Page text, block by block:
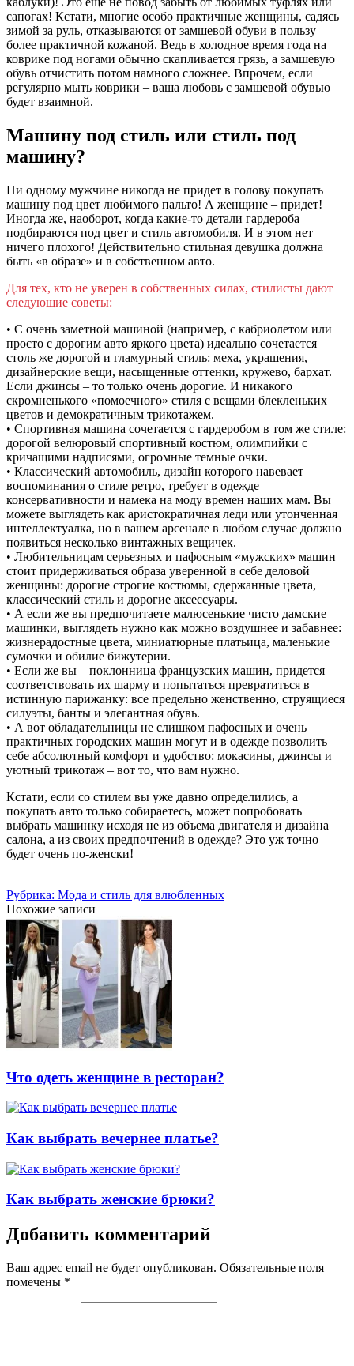
сапогах! Кстати, многие особо практичные женщины, садясь
зимой за руль, отказываются от замшевой обуви в пользу
более практичной кожаной. Ведь в холодное время года на
коврике под ногами обычно скапливается грязь, а замшевую
обувь отчистить потом намного сложнее. Впрочем, если
регулярно мыть коврики – ваша любовь с замшевой обувью
будет взаимной.
Машину под стиль или стиль под
машину?
Ни одному мужчине никогда не придет в голову покупать
машину под цвет любимого пальто! А женщине – придет!
Иногда же, наоборот, когда какие-то детали гардероба
подбираются под цвет и стиль автомобиля. И в этом нет
ничего плохого! Действительно стильная девушка должна
быть «в образе» и в собственном авто.
Для тех, кто не уверен в собственных силах, стилисты дают
следующие советы:
• С очень заметной машиной (например, с кабриолетом или
просто с дорогим авто яркого цвета) идеально сочетается
столь же дорогой и гламурный стиль: меха, украшения,
дизайнерские вещи, насыщенные оттенки, кружево, бархат.
Если джинсы – то только очень дорогие. И никакого
скромненького «помоечного» стиля с вещами блекленьких
цветов и демократичным трикотажем.
• Спортивная машина сочетается с гардеробом в том же стиле:
дорогой велюровый спортивный костюм, олимпийки с
кричащими надписями, огромные темные очки.
• Классический автомобиль, дизайн которого навевает
воспоминания о стиле ретро, требует в одежде
консервативности и намека на моду времен наших мам. Вы
можете выглядеть как аристократичная леди или утонченная
интеллектуалка, но в вашем арсенале в любом случае должно
появиться несколько винтажных вещичек.
• Любительницам серьезных и пафосным «мужских» машин
стоит придерживаться образа уверенной в себе деловой
женщины: дорогие строгие костюмы, сдержанные цвета,
классический стиль и дорогие аксессуары.
• А если же вы предпочитаете малюсенькие чисто дамские
машинки, выглядеть нужно как можно воздушнее и забавнее:
жизнерадостные цвета, миниатюрные платьица, маленькие
сумочки и обилие бижутерии.
• Если же вы – поклонница французских машин, придется
соответствовать их шарму и попытаться превратиться в
истинную парижанку: все предельно женственно, струящиеся
силуэты, банты и элегантная обувь.
• А вот обладательницы не слишком пафосных и очень
практичных городских машин могут и в одежде позволить
себе абсолютный комфорт и удобство: мокасины, джинсы и
уютный трикотаж – вот то, что вам нужно.
Кстати, если со стилем вы уже давно определились, а
покупать авто только собираетесь, может попробовать
выбрать машинку исходя не из объема двигателя и дизайна
салона, а из своих предпочтений в одежде? Это уж точно
будет очень по-женски!
Рубрика: Мода и стиль для влюбленных
Похожие записи
Что одеть женщине в ресторан?
Как выбрать вечернее платье?
Как выбрать женские брюки?
Добавить комментарий
Ваш адрес email не будет опубликован. Обязательные поля
помечены *